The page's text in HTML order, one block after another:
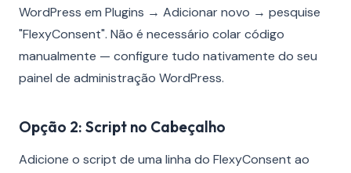
WordPress em Plugins → Adicionar novo → pesquise
"FlexyConsent". Não é necessário colar código
manualmente — configure tudo nativamente do seu
painel de administração WordPress.
Opção 2: Script no Cabeçalho
Adicione o script de uma linha do FlexyConsent ao